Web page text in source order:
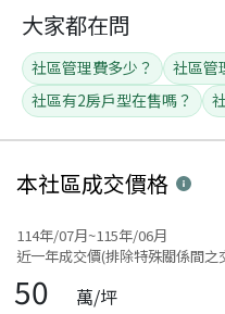
大家都在問
社區管理費多少？
社區管
社區有2房戶型在售嗎？
本社區成交價格
114年/07月~115年/06月
近一年成交價(排除特殊關係間之
50 萬/坪